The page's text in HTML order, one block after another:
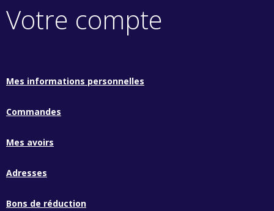
Votre compte
Mes informations personnelles
Commandes
Mes avoirs
Adresses
Bons de réduction